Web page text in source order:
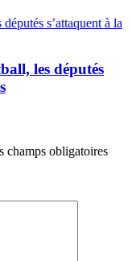
les députés
champs obligatoires